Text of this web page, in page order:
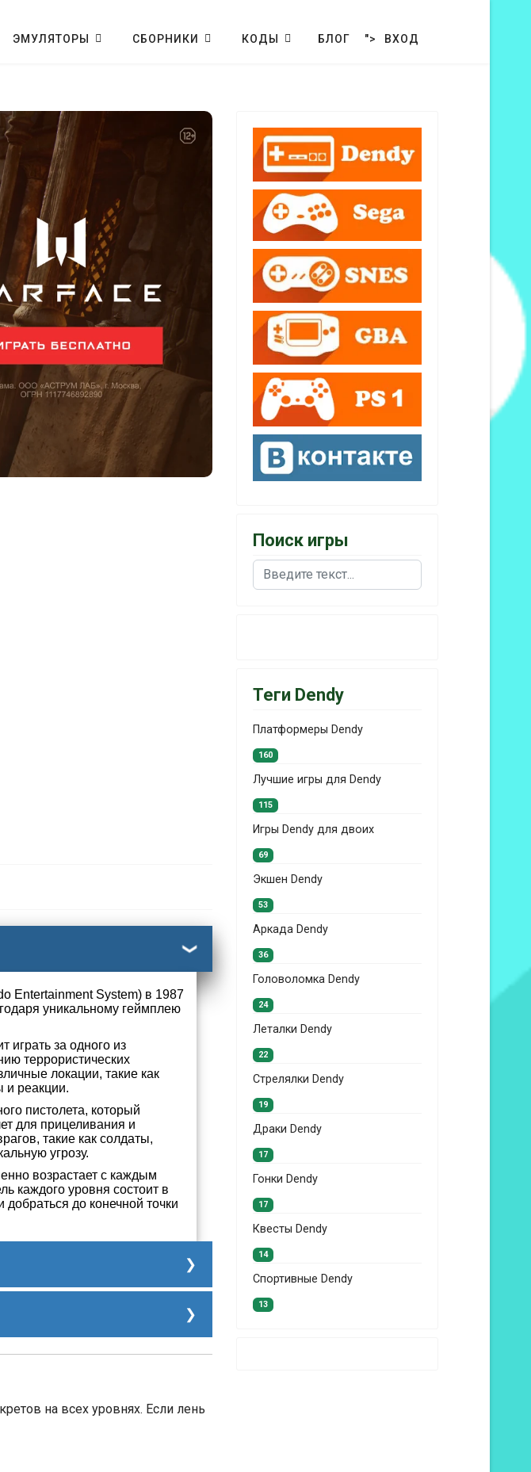
ЭМУЛЯТОРЫ СБОРНИКИ КОДЫ БЛОГ "> ВХОД
Entertainment System) в 1987
уникальному геймплею
играть за одного из
террористических
локации, такие как
и реакции.
пистолета, который
для прицеливания и
такие как солдаты,
угрозу.
возрастает с каждым
каждого уровня состоит в
до конечной точки
автоматы, Amiga,
NES, и до сих пор
и ценят.
на всех уровнях. Если лень
Поиск игры
Поиск
Теги Dendy
Платформеры Dendy
160
Лучшие игры для Dendy
115
Игры Dendy для двоих
69
Экшен Dendy
53
Аркада Dendy
36
Головоломка Dendy
24
Леталки Dendy
22
Стрелялки Dendy
19
Драки Dendy
17
Гонки Dendy
17
Квесты Dendy
14
Спортивные Dendy
13